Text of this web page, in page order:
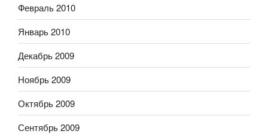
Февраль 2010
Январь 2010
Декабрь 2009
Ноябрь 2009
Октябрь 2009
Сентябрь 2009